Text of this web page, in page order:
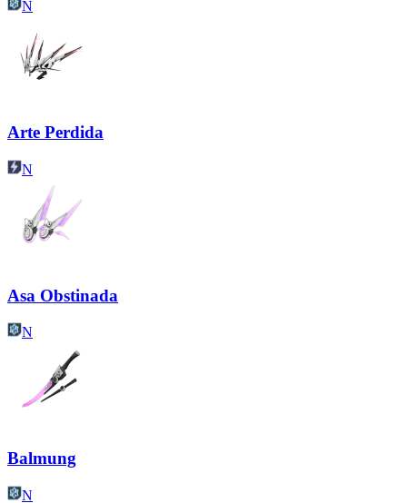
N
Arte Perdida
N
Asa Obstinada
N
Balmung
N